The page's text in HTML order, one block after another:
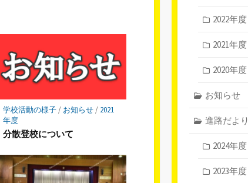
学校活動の様子/ お知らせ/ 2021
年度
分散登校について
2022年度
2021年度
2020年度
お知らせ
進路だより
2024年度
2023年度